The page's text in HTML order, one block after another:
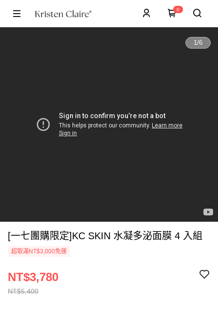
0
1/6
[一七團購限定]KC SKIN 水凝多泌面膜 4 入組
超取滿NT$3,000免運
NT$5,400
NT$3,780